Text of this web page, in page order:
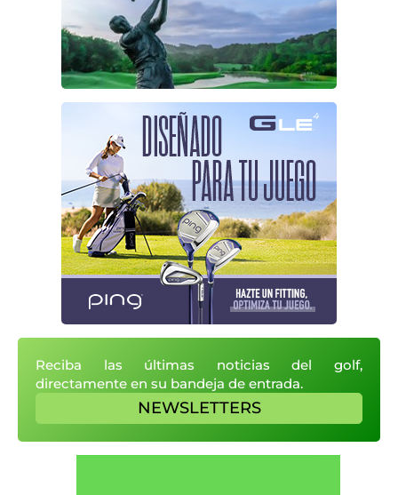
Reciba las últimas noticias del golf,
directamente en su bandeja de entrada.
NEWSLETTERS